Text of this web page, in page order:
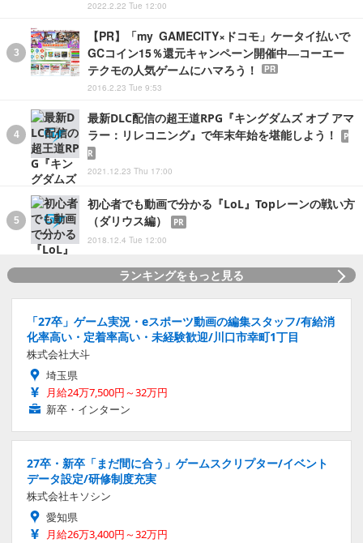
2022.2.22 Tue 12:00
【PR】「my GAMECITY×ドコモ」ケータイ払いで
GCコイン15％還元キャンペーン開催中―コーエー
テクモの人気ゲームにハマろう！
PR
2016.2.23 Tue 9:53
最新DLC配信の超王道RPG『キングダムズ オブ アマ
ラー：リレコニング』で年末年始を堪能しよう！
P
R
2021.12.23 Thu 17:00
初心者でも動画で分かる『LoL』Topレーンの戦い方
（ダリウス編）
PR
2018.12.4 Tue 12:00
ランキングをもっと見る
「27卒」ゲーム実況・eスポーツ動画の編集スタッフ/有給消
化率高い・定着率高い・未経験歓迎/川口市幸町1丁目
株式会社大斗
埼玉県
月給24万7,500円～32万円
新卒・インターン
27卒・新卒「まだ間に合う」ゲームスクリプター/イベント
データ設定/研修制度充実
株式会社キソシン
愛知県
月給26万3,400円～32万円